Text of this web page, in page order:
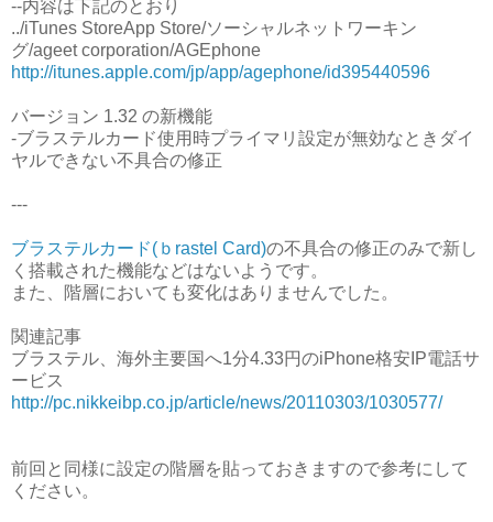
--内容は下記のとおり
../iTunes StoreApp Store/ソーシャルネットワーキン
グ/ageet corporation/AGEphone
http://itunes.apple.com/jp/app/agephone/id395440596
バージョン 1.32 の新機能
-ブラステルカード使用時プライマリ設定が無効なときダイ
ヤルできない不具合の修正
---
ブラステルカード(ｂrastel Card)の不具合の修正のみで新し
く搭載された機能などはないようです。
また、階層においても変化はありませんでした。
関連記事
ブラステル、海外主要国へ1分4.33円のiPhone格安IP電話サ
ービス
http://pc.nikkeibp.co.jp/article/news/20110303/1030577/
前回と同様に設定の階層を貼っておきますので参考にして
ください。